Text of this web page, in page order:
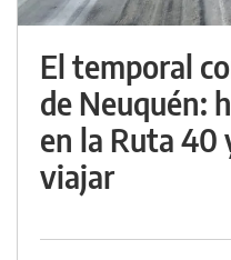
El temporal
de Neuquén:
en la Ruta
viajar